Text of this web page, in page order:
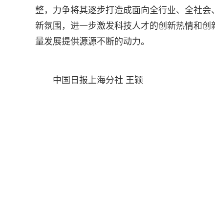
整，力争将其逐步打造成面向全行业、全社
新氛围，进一步激发科技人才的创新热情和
量发展提供源源不断的动力。
中国日报上海分社 王颖